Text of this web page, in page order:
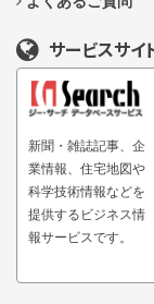
サービスサイ
新聞・雑誌記事、企
業情報、住宅地図や
科学技術情報などを
提供するビジネス情
報サービスです。